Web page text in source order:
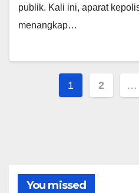
publik. Kali ini, aparat
menangkap…
Paginasi
1 2 …
You missed